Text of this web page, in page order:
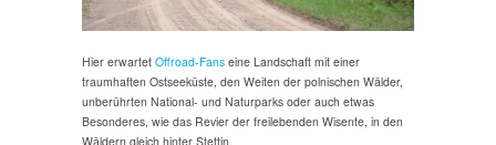
Hier erwartet Offroad-Fans eine Landschaft mit einer
traumhaften Ostseeküste, den Weiten der polnischen Wälder,
unberührten National- und Naturparks oder auch etwas
Besonderes, wie das Revier der freilebenden Wisente, in den
Wäldern gleich hinter Stettin.